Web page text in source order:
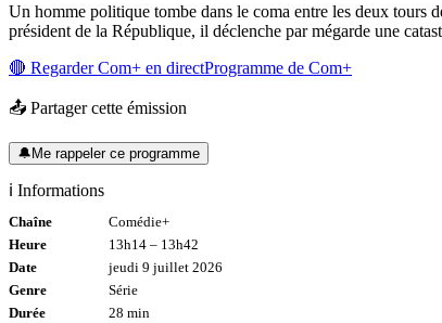
Un homme politique tombe dans le coma entre les deux tours
président de la République, il déclenche par mégarde une
🔴 RegarderCom+ en directProgramme de Com+
📤 Partager cette émission
🔔Me rappeler ce programme
ℹ️ Informations
Chaîne
Comédie+
Heure
13h14 – 13h42
Date
jeudi 9 juillet 2026
Genre
Série
Durée
28 min